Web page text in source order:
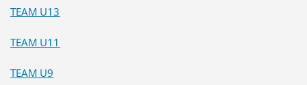
TEAM U13
TEAM U11
TEAM U9